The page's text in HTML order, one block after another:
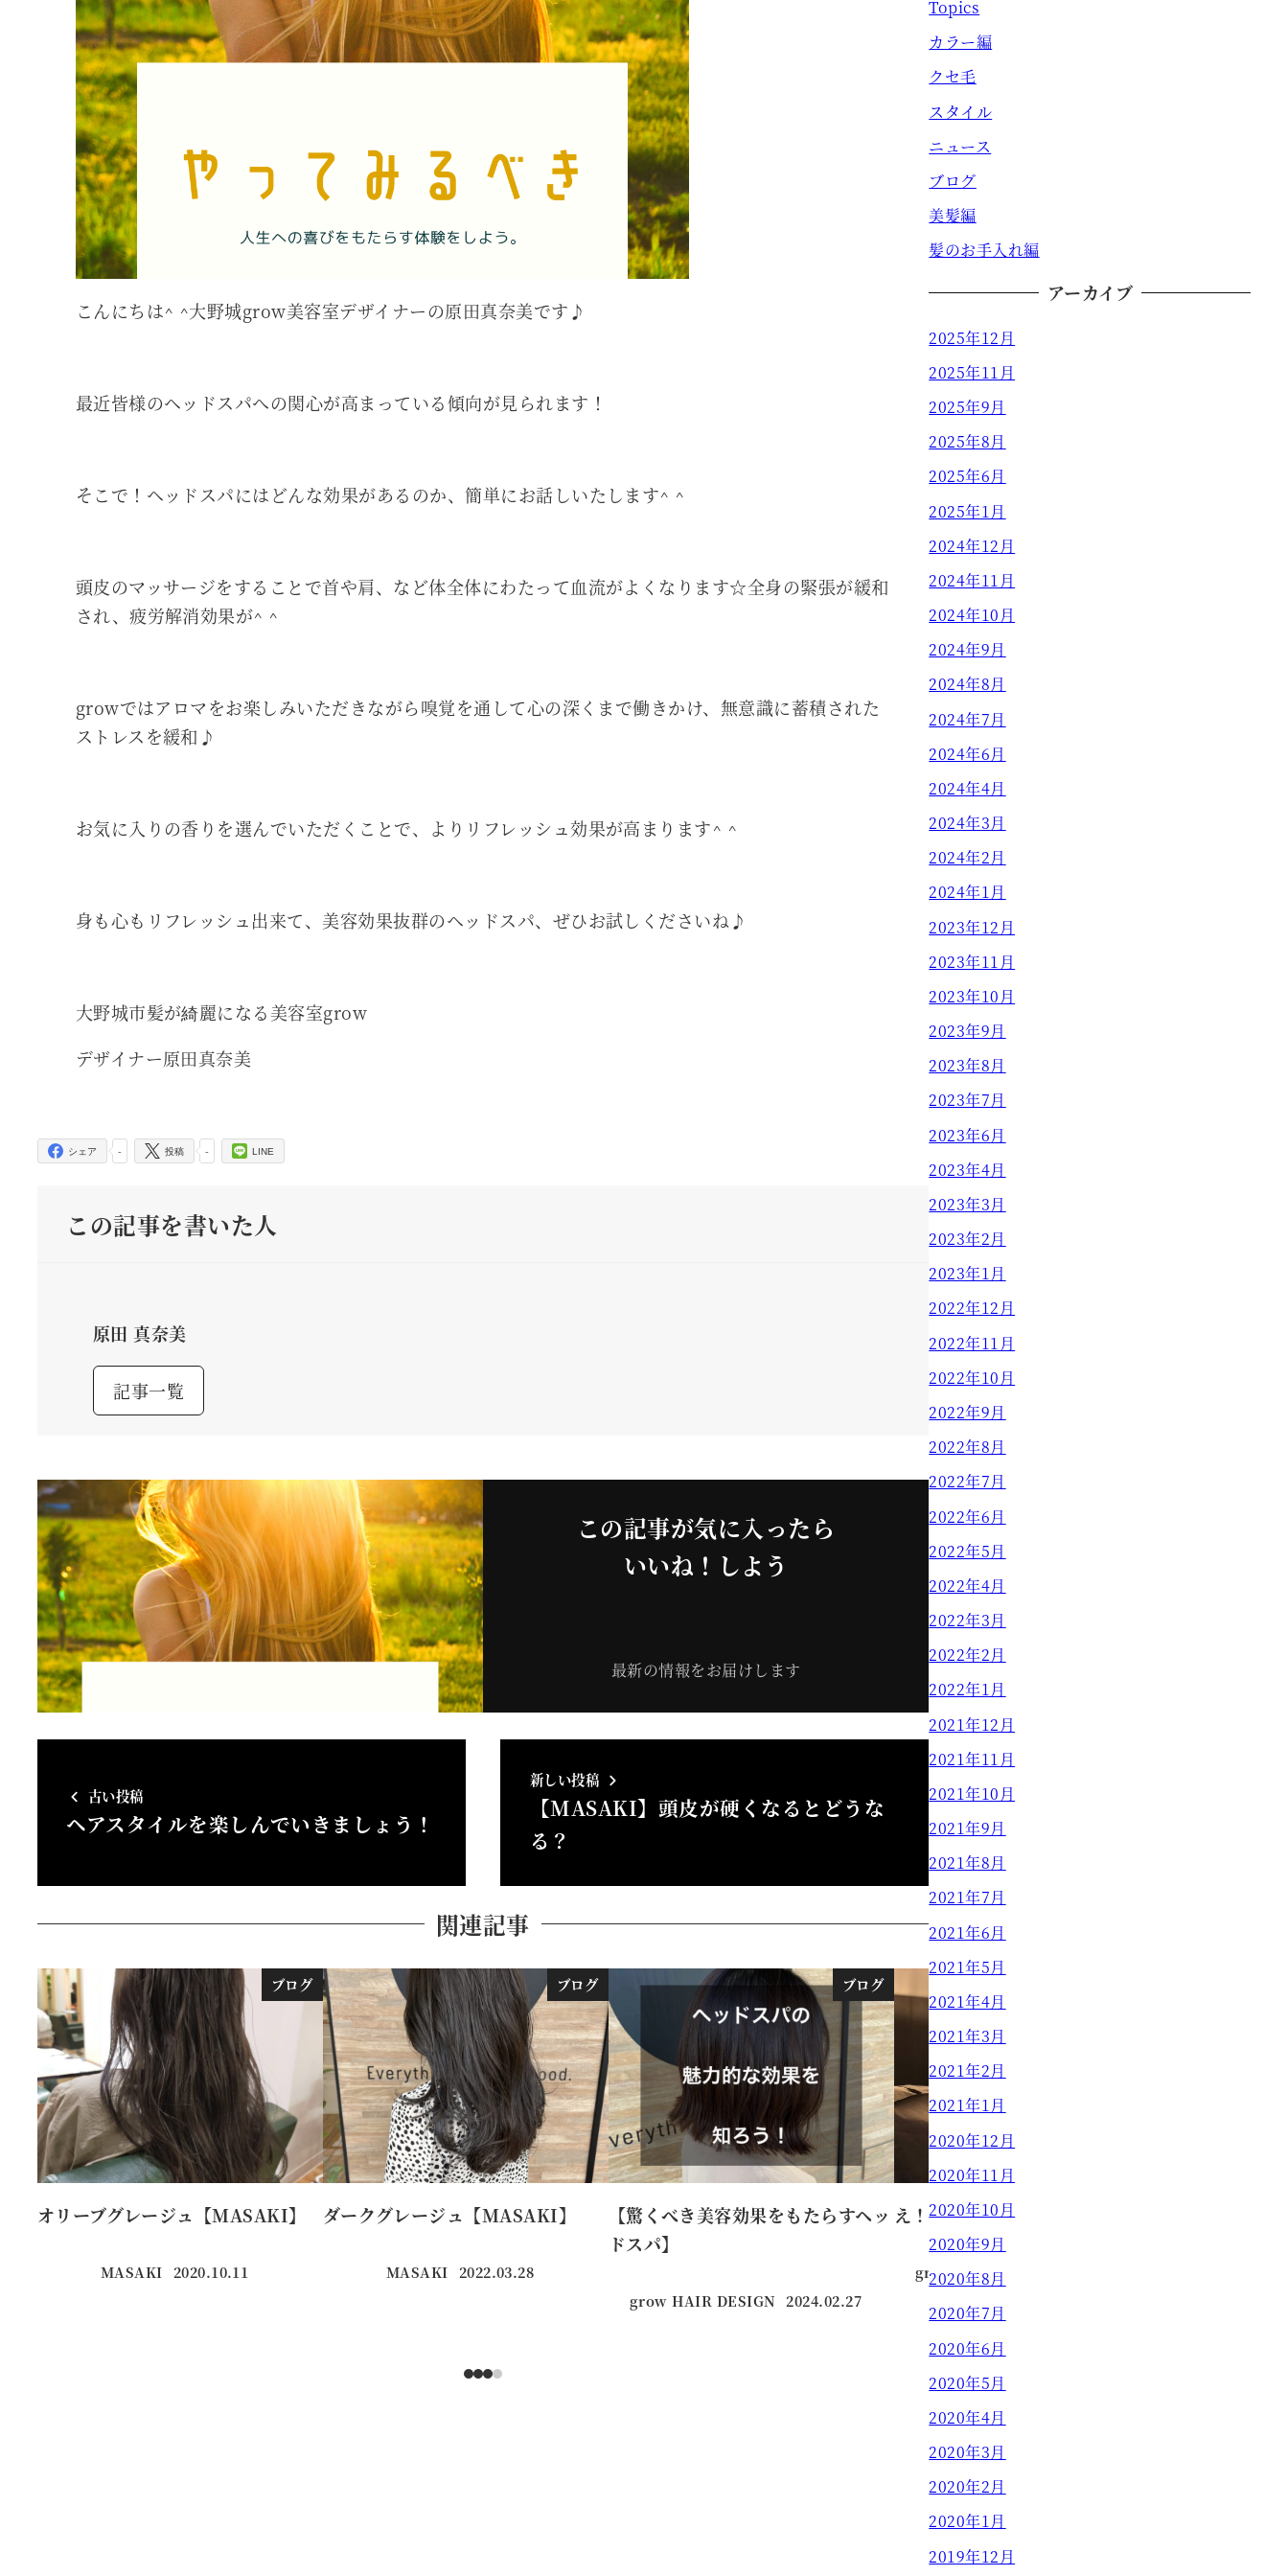
こんにちは^ ^大野城grow美容室デザイナーの原田真奈美です♪
最近皆様のヘッドスパへの関心が高まっている傾向が見られます！
そこで！ヘッドスパにはどんな効果があるのか、簡単にお話しいたします^ ^
頭皮のマッサージをすることで首や肩、など体全体にわたって血流がよくなります☆全身の緊張が緩和
され、疲労解消効果が^ ^
growではアロマをお楽しみいただきながら嗅覚を通して心の深くまで働きかけ、無意識に蓄積された
ストレスを緩和♪
お気に入りの香りを選んでいただくことで、よりリフレッシュ効果が高まります^ ^
身も心もリフレッシュ出来て、美容効果抜群のヘッドスパ、ぜひお試しくださいね♪
大野城市髪が綺麗になる美容室grow
デザイナー原田真奈美
-
シェア -
投稿 LINE
この記事を書いた人
原田 真奈美
記事一覧
この記事が気に入ったら
いいね！しよう
最新の情報をお届けします
古い投稿
ヘアスタイルを楽しんでいきましょう！
新しい投稿
【MASAKI】頭皮が硬くなるとどうな
る？
関連記事
ブログ
オリーブグレージュ【MASAKI】
MASAKI 投稿日
2020.10.11
ブログ
ダークグレージュ【MASAKI】
MASAKI 投稿日
2022.03.28
ブログ
【驚くべき美容効果をもたらすヘッ
ドスパ】
grow HAIR DESIGN 投稿日
2024.02.27
え！！白髪って黒髪にもどるの！？
grow HAIR DESIGN
Topics
カラー編
クセ毛
スタイル
ニュース
ブログ
美髪編
髪のお手入れ編
アーカイブ
2025年12月
2025年11月
2025年9月
2025年8月
2025年6月
2025年1月
2024年12月
2024年11月
2024年10月
2024年9月
2024年8月
2024年7月
2024年6月
2024年4月
2024年3月
2024年2月
2024年1月
2023年12月
2023年11月
2023年10月
2023年9月
2023年8月
2023年7月
2023年6月
2023年4月
2023年3月
2023年2月
2023年1月
2022年12月
2022年11月
2022年10月
2022年9月
2022年8月
2022年7月
2022年6月
2022年5月
2022年4月
2022年3月
2022年2月
2022年1月
2021年12月
2021年11月
2021年10月
2021年9月
2021年8月
2021年7月
2021年6月
2021年5月
2021年4月
2021年3月
2021年2月
2021年1月
2020年12月
2020年11月
2020年10月
2020年9月
2020年8月
2020年7月
2020年6月
2020年5月
2020年4月
2020年3月
2020年2月
2020年1月
2019年12月